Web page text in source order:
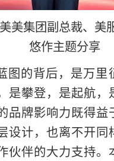
美集团副总裁、美
悠作主题分享
图的背后，是万里
是攀登，是起航，
品牌影响力既得益
设计，也离不开同
伙伴的大力支持。